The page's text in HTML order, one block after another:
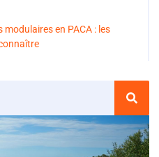
en PACA : les